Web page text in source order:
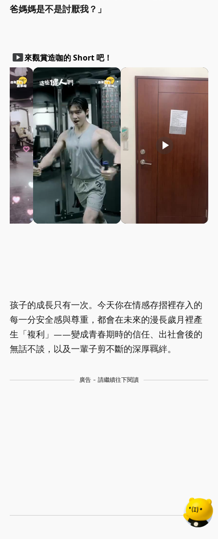
爸媽媽是不是討厭我？」
smart_display來觀賞造咖的 Short 吧！
play_arrow play_arrow
孩子的成長只有一次。今天你在情感存摺裡存入的
每一分安全感與尊重，都會在未來的漫長歲月裡產
生「複利」——變成青春期時的信任、出社會後的
無話不談，以及一輩子剪不斷的深厚羈絆。
廣告 - 請繼續往下閱讀